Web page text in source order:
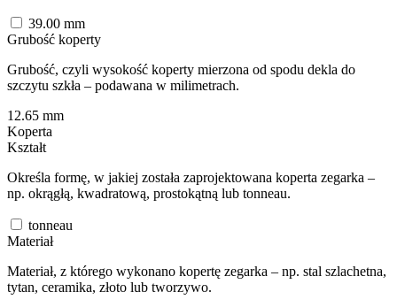
39.00 mm
Grubość koperty
Grubość, czyli wysokość koperty mierzona od spodu dekla do
szczytu szkła – podawana w milimetrach.
12.65 mm
Koperta
Kształt
Określa formę, w jakiej została zaprojektowana koperta zegarka –
np. okrągłą, kwadratową, prostokątną lub tonneau.
tonneau
Materiał
Materiał, z którego wykonano kopertę zegarka – np. stal szlachetna,
tytan, ceramika, złoto lub tworzywo.